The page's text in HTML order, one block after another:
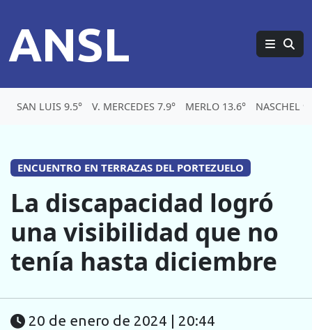
ANSL
SAN LUIS 9.5° V. MERCEDES 7.9° MERLO 13.6° NASCHEL 9°
ENCUENTRO EN TERRAZAS DEL PORTEZUELO
La discapacidad logró
una visibilidad que no
tenía hasta diciembre
20 de enero de 2024 | 20:44